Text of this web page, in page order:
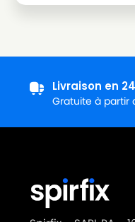
AKA
AKA
AKA
Livraison en
Gratuite à partir